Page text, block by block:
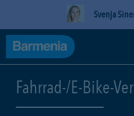
Svenja
Fahrrad-/E-Bike-